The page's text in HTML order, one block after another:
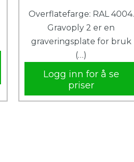
Overflatefarge: RAL 4004.
Gravoply 2 er en
graveringsplate for bruk
(…)
Logg inn for å se
priser